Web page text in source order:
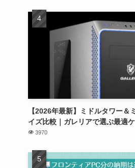
【2026年最新】ミドルタワー＆
イズ比較｜ガレリアで選ぶ最適
3970